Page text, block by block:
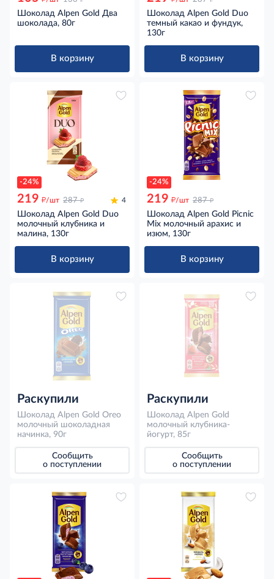
Шоколад Alpen Gold Два
шоколада, 80г
В корзину
Шоколад Alpen Gold Duo
темный какао и фундук,
130г
В корзину
-24%
219 д/шт 287 д 4
Шоколад Alpen Gold Duo
молочный клубника и
малина, 130г
В корзину
-24%
219 д/шт 287 д
Шоколад Alpen Gold Picnic
Mix молочный арахис и
изюм, 130г
В корзину
Раскупили
Шоколад Alpen Gold Oreo
молочный шоколадная
начинка, 90г
Сообщить
о поступлении
Раскупили
Шоколад Alpen Gold
молочный клубника-
йогурт, 85г
Сообщить
о поступлении